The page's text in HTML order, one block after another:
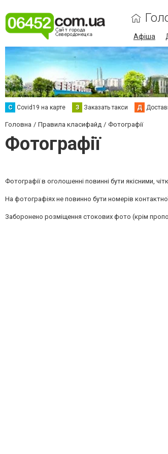
Афіша
С Сovid19 на карте З Заказать такси Д
Головна Правила класифайд Фотографії
Фотографії
Фотографії в оголошенні повинні бути якісними,
На фотографіях не повинно бути номерів
Заборонено розміщення стокових фото (крім